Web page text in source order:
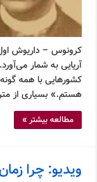
کرونوس – داریوش اول
آریایی به شمار
کشورهایی با همه
هستم.» بسیاری از
مطالعه بیشتر »
ویدیو: چرا